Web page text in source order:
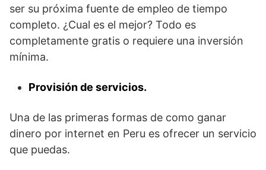
ser su próxima fuente de empleo de tiempo
completo. ¿Cual es el mejor? Todo es
completamente gratis o requiere una inversión
mínima.
Provisión de servicios.
Una de las primeras formas de como ganar
dinero por internet en Peru es ofrecer un servicio
que puedas.